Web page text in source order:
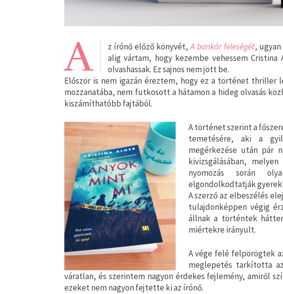
A z írónő előző könyvét,A bankár feleségét,
alig vártam, hogy kezembe vehessem
olvashassak. Ez sajnos nem jött be.
Először is nem igazán éreztem, hogy ez a történet thriller
mozzanatába, nem futkosott a hátamon a hideg olvasás
kiszámíthatóbb fajtából.
A történet szerint a
temetésére, aki a
megérkezése után pár
kivizsgálásában,
nyomozás során
elgondolkodtatják
A szerző az elbeszélés
tulajdonképpen végig
állnak a történtek
miértekre irányult.
A vége felé felpörögtek
meglepetés tarkította
váratlan, és szerintem nagyon érdekes fejlemény, amiről
ezeket nem nagyon fejtette ki az írónő.